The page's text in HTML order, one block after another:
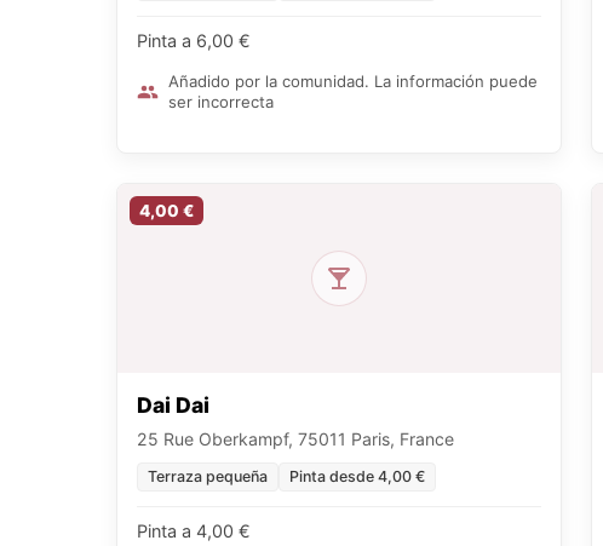
Pinta a 6,00 €
Añadido por la comunidad. La información puede
ser incorrecta
4,00 €
Dai Dai
25 Rue Oberkampf, 75011 Paris, France
Terraza pequeña Pinta desde 4,00 €
Pinta a 4,00 €